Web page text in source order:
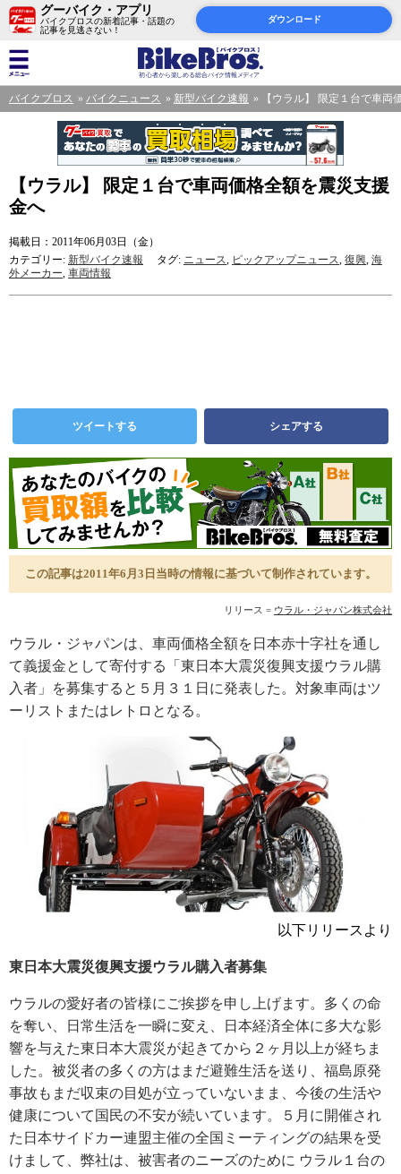
グーバイク・アプリ
バイクブロスの新着記事・話題の
記事を見逃さない！
ダウンロード
バイクブロス バイクニュース 新型バイク速報 【ウラル】 限定１台で車両
【ウラル】 限定１台で車両価格全額を震災支援
金へ
掲載日：2011年06月03日（金）
カテゴリー: 新型バイク速報 タグ: ニュース, ピックアップニュース, 復興, 海
外メーカー, 車両情報
ツイートする シェアする
この記事は2011年6月3日当時の情報に基づいて制作されています。
リリース = ウラル・ジャパン株式会社
ウラル・ジャパンは、車両価格全額を日本赤十字社を通し
て義援金として寄付する「東日本大震災復興支援ウラル購
入者」を募集すると５月３１日に発表した。対象車両はツ
ーリストまたはレトロとなる。
以下リリースより
東日本大震災復興支援ウラル購入者募集
ウラルの愛好者の皆様にご挨拶を申し上げます。多くの命
を奪い、日常生活を一瞬に変え、日本経済全体に多大な影
響を与えた東日本大震災が起きてから２ヶ月以上が経ちま
した。被災者の多くの方はまだ避難生活を送り、福島原発
事故もまだ収束の目処が立っていないまま、今後の生活や
健康について国民の不安が続いています。５月に開催され
た日本サイドカー連盟主催の全国ミーティングの結果を受
けまして、弊社は、被害者のニーズのために ウラル１台の